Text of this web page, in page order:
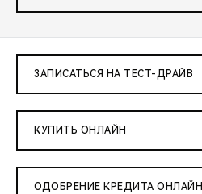
ЗАПИСАТЬСЯ НА ТЕСТ-ДРАЙВ
КУПИТЬ ОНЛАЙН
ОДОБРЕНИЕ КРЕДИТА ОНЛАЙН